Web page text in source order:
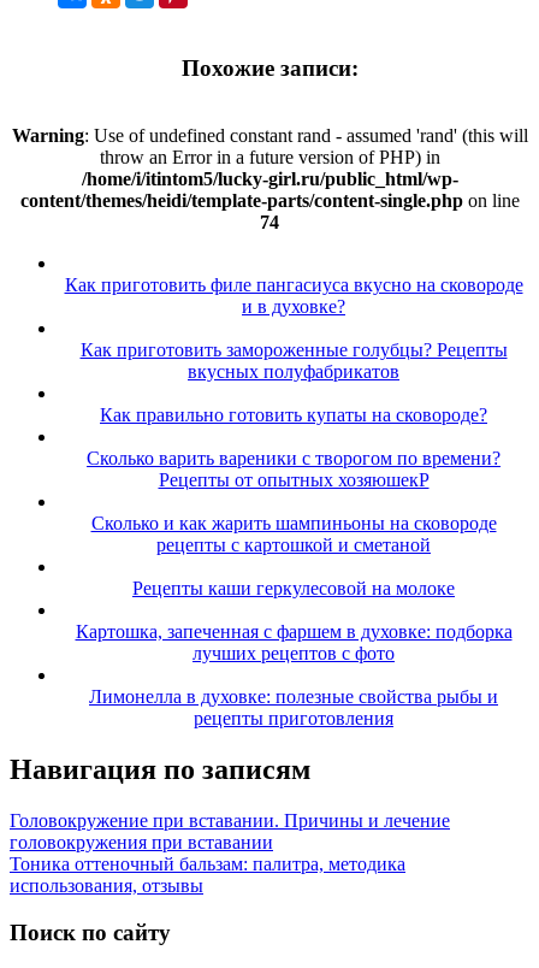
Похожие записи:
Warning: Use of undefined constant rand - assumed 'rand' (this will
throw an Error in a future version of PHP) in
/home/i/itintom5/lucky-girl.ru/public_html/wp-
content/themes/heidi/template-parts/content-single.phpon line
74
Как приготовить филе пангасиуса вкусно на сковороде
и в духовке?
Как приготовить замороженные голубцы? Рецепты
вкусных полуфабрикатов
Как правильно готовить купаты на сковороде?
Сколько варить вареники с творогом по времени?
Рецепты от опытных хозяюшекP
Сколько и как жарить шампиньоны на сковороде
рецепты с картошкой и сметаной
Рецепты каши геркулесовой на молоке
Картошка, запеченная с фаршем в духовке: подборка
лучших рецептов с фото
Лимонелла в духовке: полезные свойства рыбы и
рецепты приготовления
Навигация по записям
Головокружение при вставании. Причины и лечение
головокружения при вставании
Тоника оттеночный бальзам: палитра, методика
использования, отзывы
Поиск по сайту